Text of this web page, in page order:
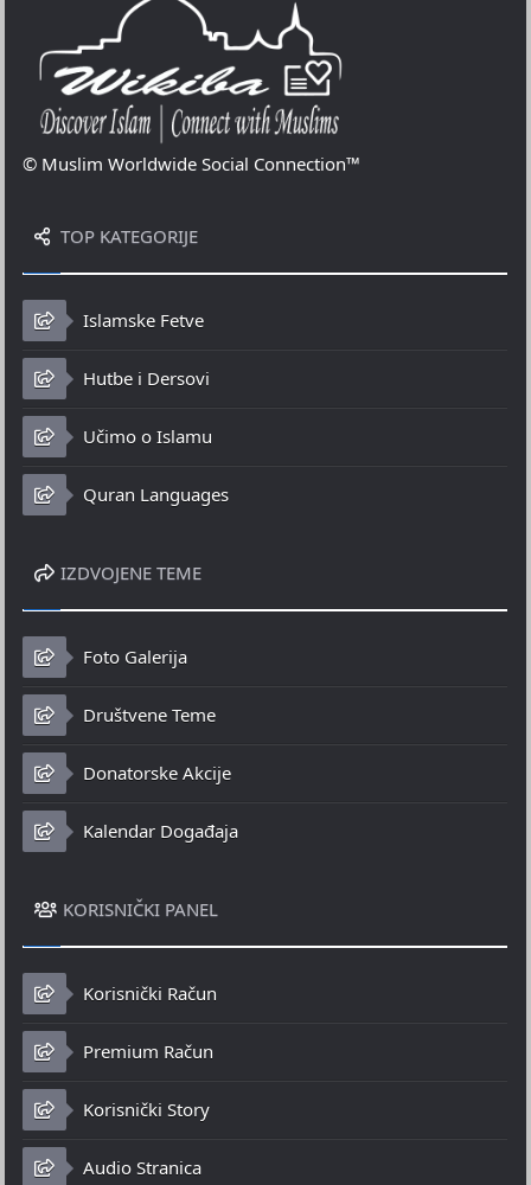
© Muslim Worldwide Social Connection™
TOP KATEGORIJE
Islamske Fetve
Hutbe i Dersovi
Učimo o Islamu
Quran Languages
IZDVOJENE TEME
Foto Galerija
Društvene Teme
Donatorske Akcije
Kalendar Događaja
KORISNIČKI PANEL
Korisnički Račun
Premium Račun
Korisnički Story
Audio Stranica